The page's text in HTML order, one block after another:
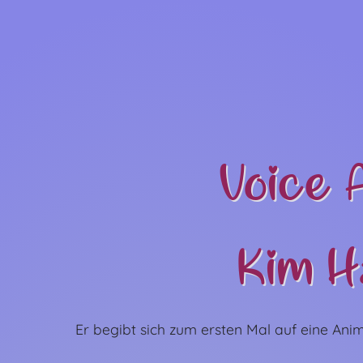
Voice
Kim
Er begibt sich zum ersten Mal auf eine